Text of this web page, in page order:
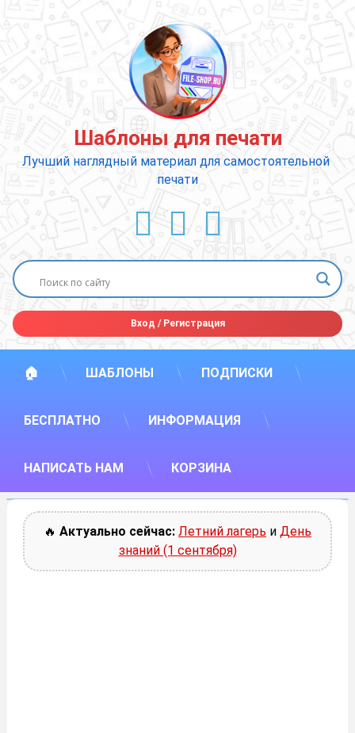
содержимому
Шаблоны для печати
Лучший наглядный материал для самостоятельной
печати
ВКонтакте
YouTube
E-mail
Вход /Регистрация
🏠 ШАБЛОНЫ ПОДПИСКИ
БЕСПЛАТНО ИНФОРМАЦИЯ
НАПИСАТЬ НАМ КОРЗИНА
🔥 Актуально сейчас: Летний лагерь и День
знаний (1 сентября)